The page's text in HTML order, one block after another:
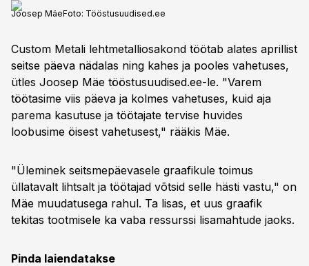
Joosep MäeFoto: Tööstusuudised.ee
Custom Metali lehtmetalliosakond töötab alates aprillist
seitse päeva nädalas ning kahes ja pooles vahetuses,
ütles Joosep Mäe tööstusuudised.ee-le. "Varem
töötasime viis päeva ja kolmes vahetuses, kuid aja
parema kasutuse ja töötajate tervise huvides
loobusime öisest vahetusest," rääkis Mäe.
"Üleminek seitsmepäevasele graafikule toimus
üllatavalt lihtsalt ja töötajad võtsid selle hästi vastu," on
Mäe muudatusega rahul. Ta lisas, et uus graafik
tekitas tootmisele ka vaba ressurssi lisamahtude jaoks.
Pinda laiendatakse